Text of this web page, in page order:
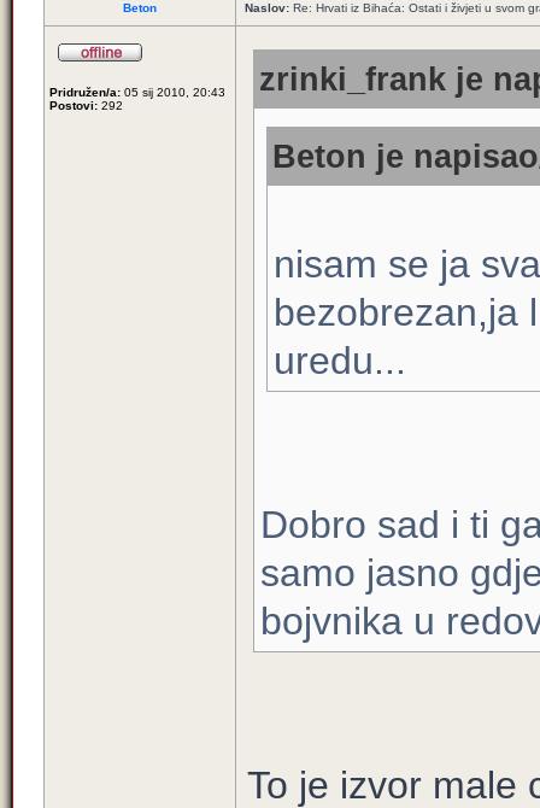
Beton Naslov: Re: Hrvati iz Bihaća: Ostati i živjeti u svom
Pridružen/a: 05 sij 2010, 20:43
Postovi: 292
zrinki_frank je
Beton je
nisam se ja
bezobrezan,ja
uredu...
Dobro sad i ti
samo jasno
bojvnika u
To je izvor male